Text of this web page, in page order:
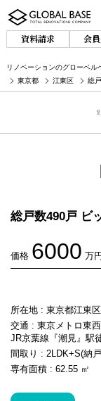
資料請求
会
リノベーションのグローベル
東京都
江東区 総
総戸数490戸 ビ
価格 6000 万
所在地 : 東京都江東区
交通 : 東京メトロ東
JR京葉線『潮見』駅
間取り : 2LDK+S(納
専有面積 : 62.55 ㎡